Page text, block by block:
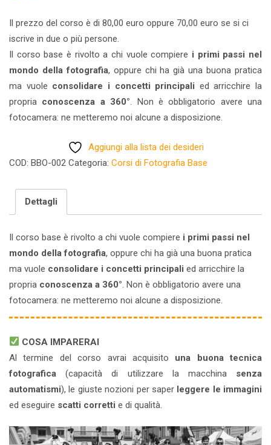
Il prezzo del corso è di 80,00 euro oppure 70,00 euro se si ci
iscrive in due o più persone.
Il corso base è rivolto a chi vuole compiere i primi passi nel
mondo della fotografia, oppure chi ha già una buona pratica
ma vuole consolidare i concetti principali ed arricchire la
propria conoscenza a 360°. Non è obbligatorio avere una
fotocamera: ne metteremo noi alcune a disposizione.
Aggiungi alla lista dei desideri
COD: BBO-002 Categoria: Corsi di Fotografia Base
Dettagli
Il corso base è rivolto a chi vuole compiere i primi passi nel
mondo della fotografia, oppure chi ha già una buona pratica
ma vuole consolidare i concetti principali ed arricchire la
propria conoscenza a 360°. Non è obbligatorio avere una
fotocamera: ne metteremo noi alcune a disposizione.
COSA IMPARERAI
Al termine del corso avrai acquisito una buona tecnica
fotografica (capacità di utilizzare la macchina senza
automatismi), le giuste nozioni per saperleggere le immagini
ed eseguire scatti corretti e di qualità.